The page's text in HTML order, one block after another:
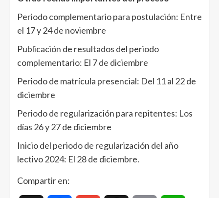
Periodo complementario para postulación: Entre
el 17 y 24 de noviembre
Publicación de resultados del periodo
complementario: El 7 de diciembre
Periodo de matrícula presencial: Del 11 al 22 de
diciembre
Periodo de regularización para repitentes: Los
días 26 y 27 de diciembre
Inicio del periodo de regularización del año
lectivo 2024: El 28 de diciembre.
Compartir en: